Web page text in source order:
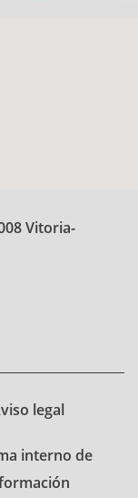
Vitoria-
legal
interno de